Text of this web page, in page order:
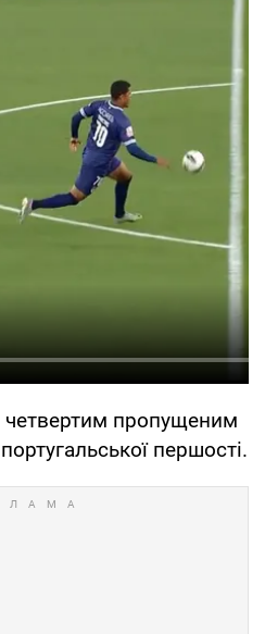
четвертим пропущеним
першості.